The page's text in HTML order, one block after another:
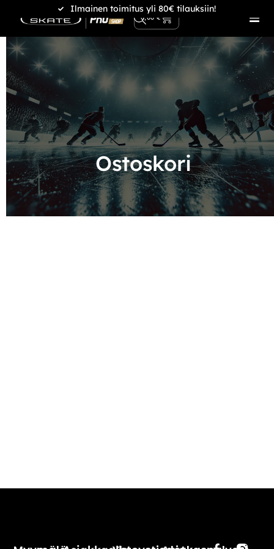
Ilmainen toimitus yli 80€ tilauksiin!
0,00 €
0
Ostoskori